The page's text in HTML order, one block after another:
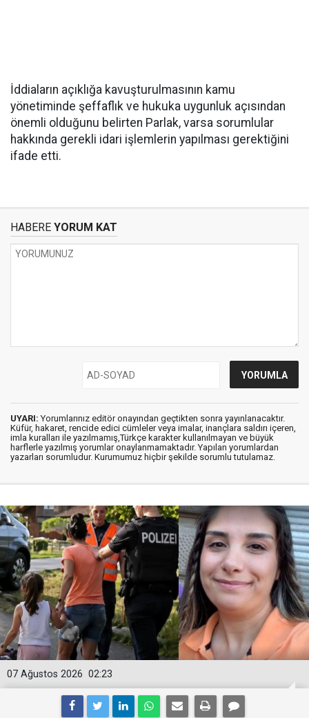
İddiaların açıklığa kavuşturulmasının kamu
yönetiminde şeffaflık ve hukuka uygunluk açısından
önemli olduğunu belirten Parlak, varsa sorumlular
hakkında gerekli idari işlemlerin yapılması gerektiğini
ifade etti.
HABERE YORUM KAT
UYARI: Yorumlarınız editör onayından geçtikten sonra yayınlanacaktır.
Küfür, hakaret, rencide edici cümleler veya imalar, inançlara saldırı içeren,
imla kuralları ile yazılmamış,Türkçe karakter kullanılmayan ve büyük
harflerle yazılmış yorumlar onaylanmamaktadır. Yapılan yorumlardan
yazarları sorumludur. Kurumumuz hiçbir şekilde sorumlu tutulamaz.
02:23
07 Ağustos 2026